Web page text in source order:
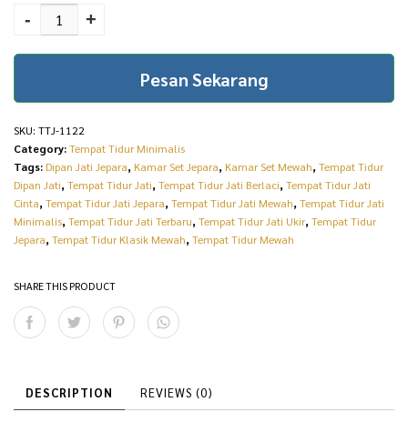
r
e
w
a
s
p
1
.
i
c
s
:
R
0
Minimalis Klasik Natural
Jati Best Item Furniture
TTJ-1122 quantity
- +
Pesan Sekarang
SKU: TTJ-1122
Category:Tempat Tidur Minimalis
Tags: Dipan Jati Jepara, Kamar Set Jepara, Kamar Set Mewah, Tempat Tidur
Dipan Jati, Tempat Tidur Jati, Tempat Tidur Jati Berlaci, Tempat Tidur Jati
Cinta, Tempat Tidur Jati Jepara, Tempat Tidur Jati Mewah, Tempat Tidur Jati
Minimalis, Tempat Tidur Jati Terbaru, Tempat Tidur Jati Ukir, Tempat Tidur
Jepara, Tempat Tidur Klasik Mewah, Tempat Tidur Mewah
SHARE THIS PRODUCT
DESCRIPTION REVIEWS (0)